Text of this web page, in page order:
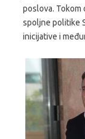
poslova. Tokom
spoljne politike
inicijative i